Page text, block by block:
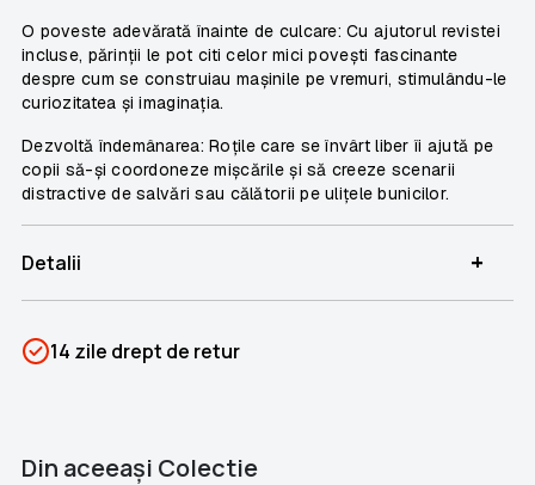
O poveste adevărată înainte de culcare: Cu ajutorul revistei
incluse, părinții le pot citi celor mici povești fascinante
despre cum se construiau mașinile pe vremuri, stimulându-le
curiozitatea și imaginația.
Dezvoltă îndemânarea: Roțile care se învârt liber îi ajută pe
copii să-și coordoneze mișcările și să creeze scenarii
distractive de salvări sau călătorii pe ulițele bunicilor.
Detalii +
Categorii
Mașini de neuitat
14 zile drept de retur
Din aceeaşi Colectie